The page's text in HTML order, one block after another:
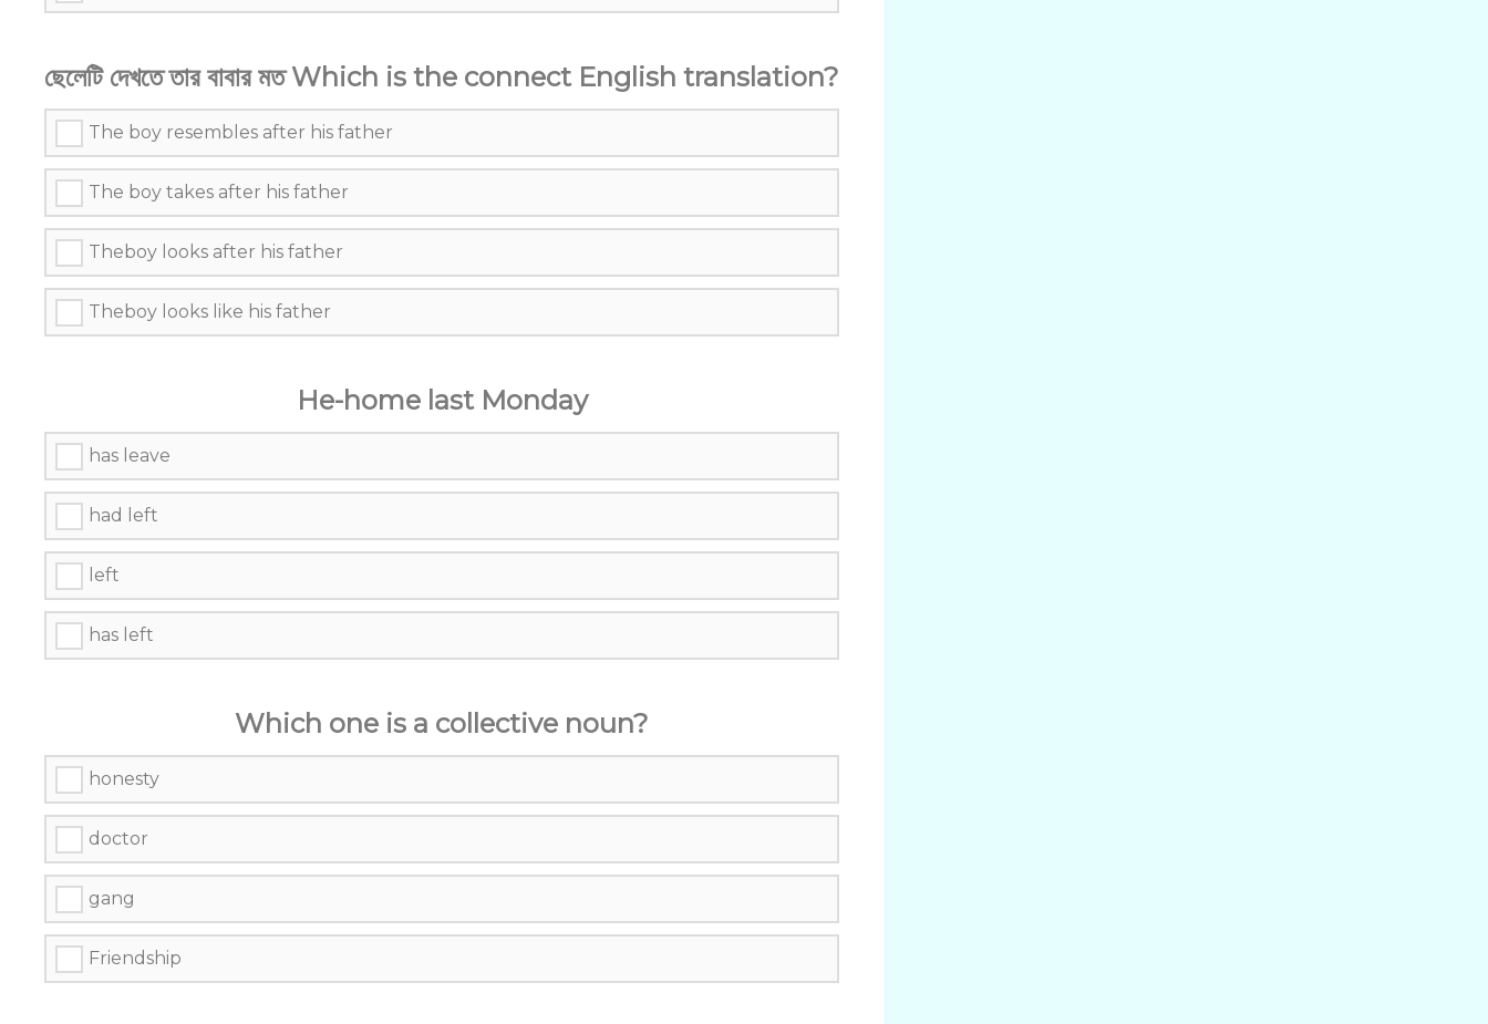
ছেলেটি দেখতে তার বাবার মত Which is the connect English translation?
The boy resembles after his father
The boy takes after his father
Theboy looks after his father
Theboy looks like his father
He-home last Monday
has leave
had left
left
has left
Which one is a collective noun?
honesty
doctor
gang
Friendship